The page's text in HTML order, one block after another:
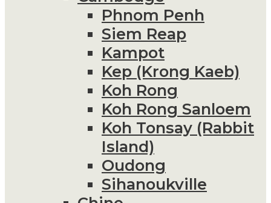
Phnom Penh
Siem Reap
Kampot
Kep (Krong Kaeb)
Koh Rong
Koh Rong Sanloem
Koh Tonsay (Rabbit
Island)
Oudong
Sihanoukville